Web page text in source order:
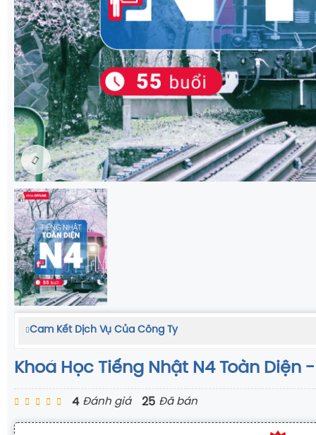
Cam Kết Dịch Vụ Của Công Ty
Khoá Học Tiếng Nhật N4 Toàn Diện
4 Đánh giá 25 Đã bán